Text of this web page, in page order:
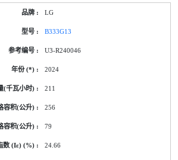
LG
B333G13
U3-R240046
2024
211
256
79
24.66